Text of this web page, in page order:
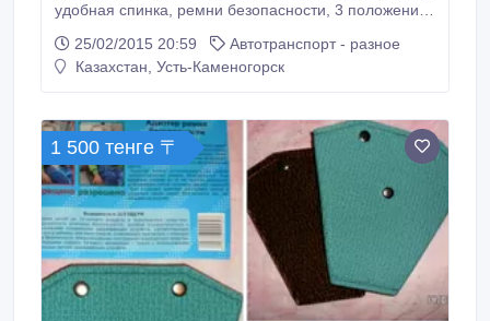
удобная спинка, ремни безопасности, 3 положение
соответствует Евростандарту безопасности
ЕСЕ44/3, предназначено для детей от 9 до 25 кг,
25/02/2015 20:59
Автотранспорт - разное
Казахстан, Усть-Каменогорск
1 500 тенге 〒